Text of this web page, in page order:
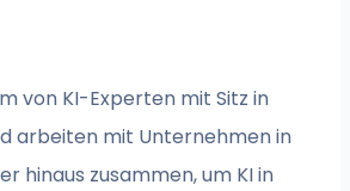
von KI-Experten mit Sitz in
arbeiten mit Unternehmen in
hinaus zusammen, um KI in